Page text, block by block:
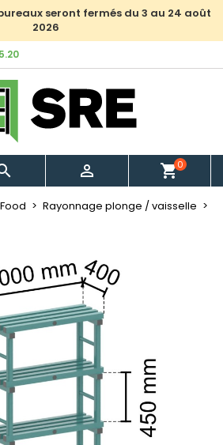
seront fermés du 3 au 24 août
2026
 shopping_cart0
Rayonnage plonge / vaisselle